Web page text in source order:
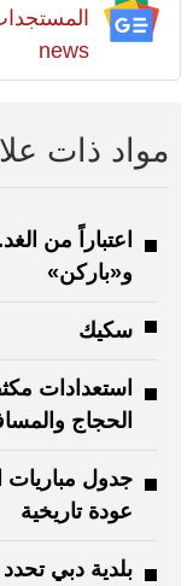
news
مواد ذات
و«باركن»
سكيك
استعدادات
الحجاج
عودة تاريخية